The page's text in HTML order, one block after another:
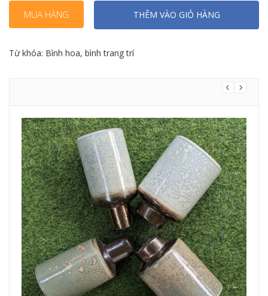
MUA HÀNG THÊM VÀO GIỎ HÀNG
Từ khóa: Bình hoa, bình trang trí